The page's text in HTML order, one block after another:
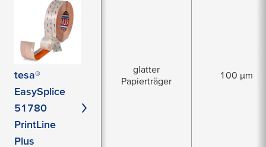
tesa®
EasySplice
51780
PrintLine
Plus
glatter
Papierträger
100 µm